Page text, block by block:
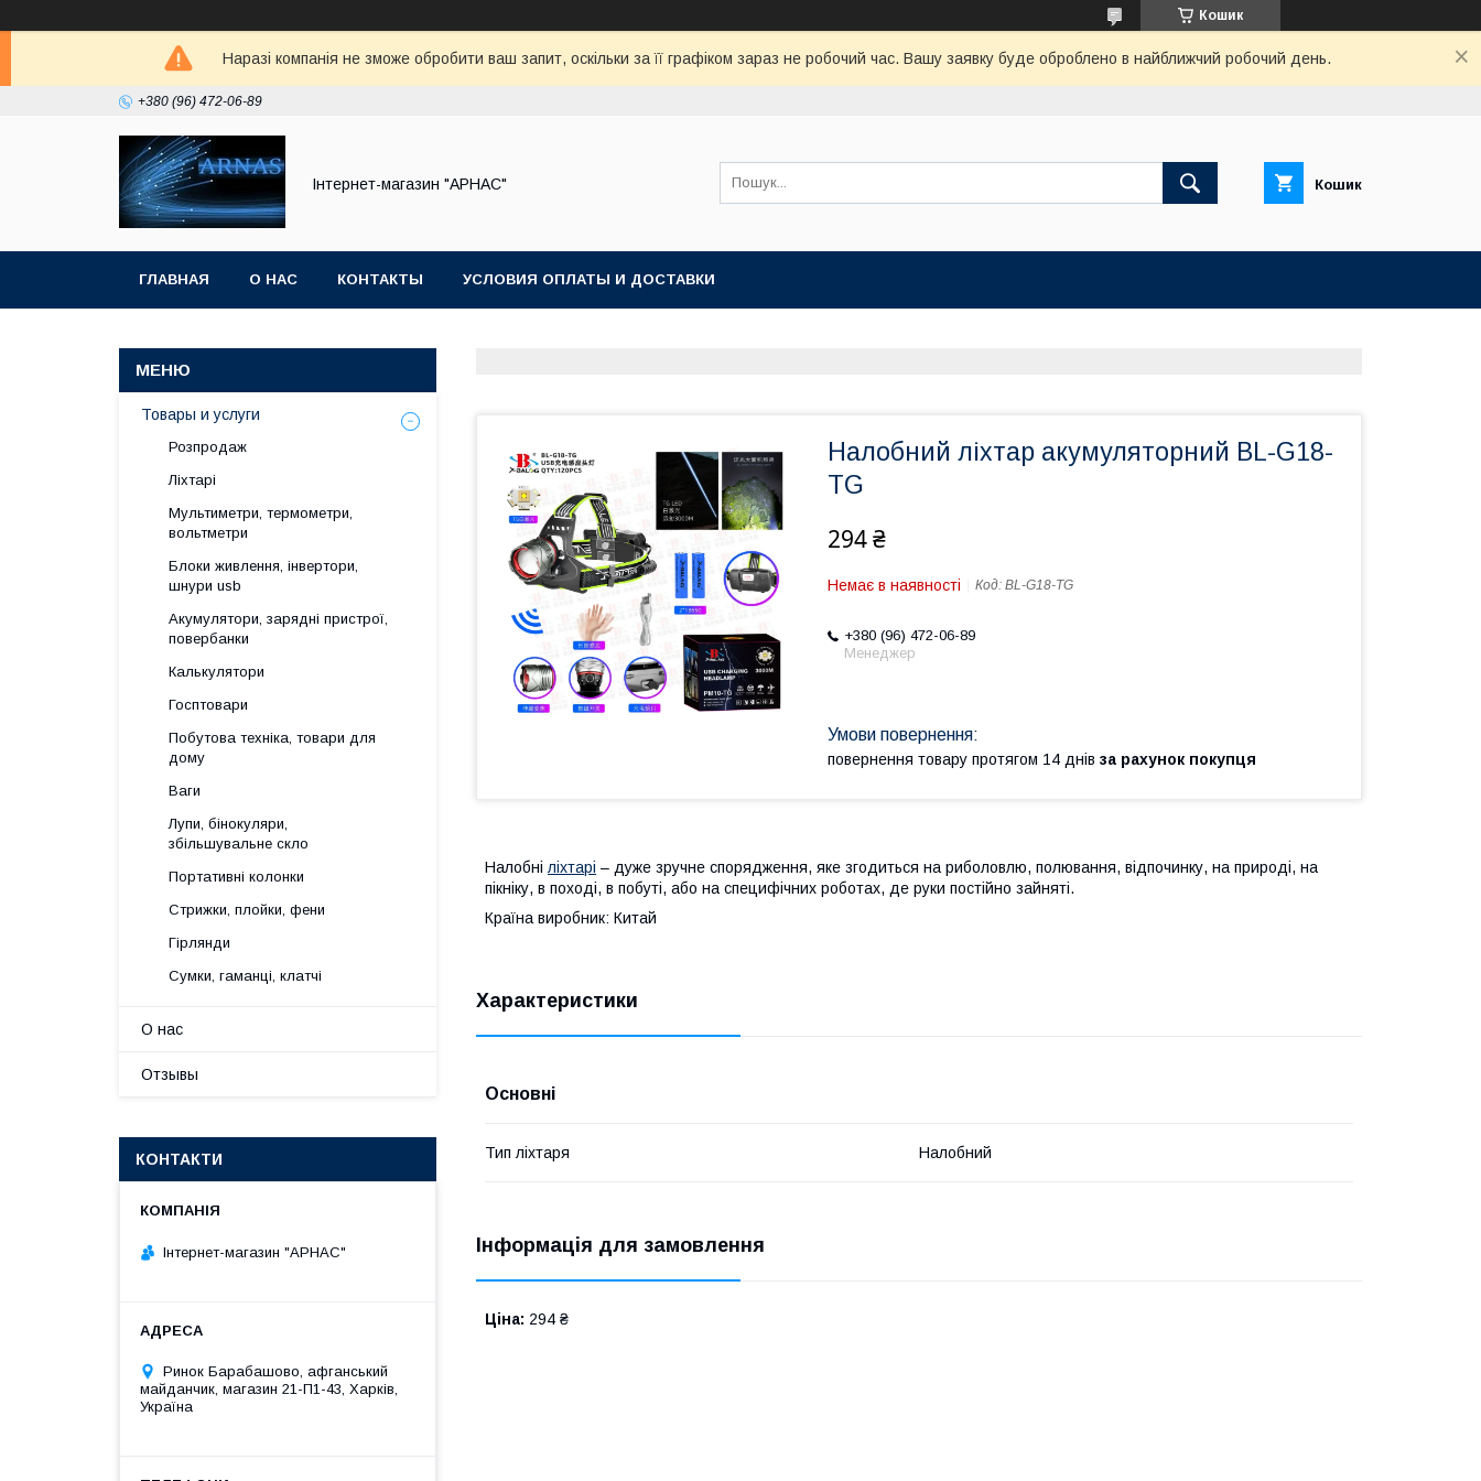
Кошик
Наразі компанія не зможе обробити ваш запит, оскільки за її графіком зараз не робочий час. Вашу заявку буде оброблено в найближчий робочий день.
+380 (96) 472-06-89
Інтернет-магазин "АРНАС" Кошик
ГЛАВНАЯ О НАС КОНТАКТЫ УСЛОВИЯ ОПЛАТЫ И ДОСТАВКИ
Налобний ліхтар акумуляторний BL-G18-
TG
294 ₴
Немає в наявності Код: BL-G18-TG
+380 (96) 472-06-89
Менеджер
повернення товару протягом 14 днів за рахунок покупця
Налобніліхтарі – дуже зручне спорядження, яке згодиться на риболовлю, полювання, відпочинку, на природі, на
пікніку, в поході, в побуті, або на специфічних роботах, де руки постійно зайняті.
Країна виробник: Китай
Характеристики
Основні
Тип ліхтаря Налобний
Інформація для замовлення
Ціна: 294 ₴
Товары и услуги
Розпродаж
Ліхтарі
Мультиметри, термометри,
вольтметри
Блоки живлення, інвертори,
шнури usb
Акумулятори, зарядні пристрої,
повербанки
Калькулятори
Госптовари
Побутова техніка, товари для
дому
Ваги
Лупи, бінокуляри,
збільшувальне скло
Портативні колонки
Стрижки, плойки, фени
Гірлянди
Сумки, гаманці, клатчі
О нас
Отзывы
КОНТАКТИ
Інтернет-магазин "АРНАС"
Ринок Барабашово, афганський
майданчик, магазин 21-П1-43, Харків,
Україна